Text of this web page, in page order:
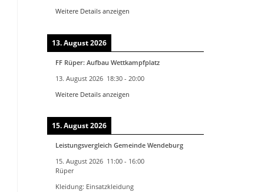
Weitere Details anzeigen
13. August 2026
FF Rüper: Aufbau Wettkampfplatz
13. August 2026 18:30 - 20:00
Weitere Details anzeigen
15. August 2026
Leistungsvergleich Gemeinde Wendeburg
15. August 2026 11:00 - 16:00
Rüper
Kleidung: Einsatzkleidung